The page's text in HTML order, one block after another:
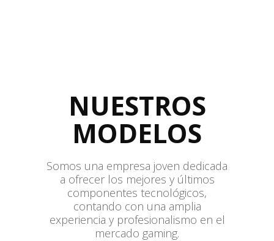
NUESTROS
MODELOS
Somos una empresa joven dedicada
a ofrecer los mejores y últimos
componentes tecnológicos,
contando con una amplia
experiencia y profesionalismo en el
mercado gaming.